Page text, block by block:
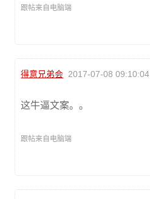
跟帖来自电脑端
得意兄弟会 2017-07-08 09:10:04
这牛逼文案。。
跟帖来自电脑端